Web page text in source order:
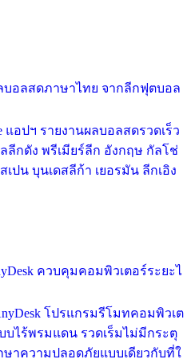
ลบอลสดภาษาไทย จากลีกฟุตบอล
แอปฯ รายงานผลบอลสดรวดเร็ว
ลีกดัง พรีเมียร์ลีก อังกฤษ กัลโช่
เปน บุนเดสลีก้า เยอรมัน ลีกเอิง
ควบคุมคอมพิวเตอร์ระยะไ
โปรแกรมรีโมทคอมพิวเต
บไร้พรมแดน รวดเร็มไม่มีกระตุ
าความปลอดภัยแบบเดียวกับที่ใ